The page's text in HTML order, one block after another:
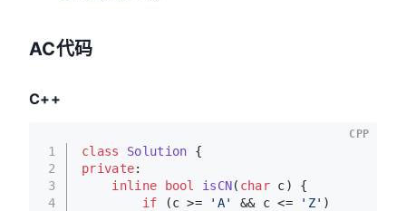
AC代码
C++
1
2
3
4
class Solution {
private:
inline
bool isCN( char c)
{
if (c >= 'A' && c <= 'Z' )
CPP